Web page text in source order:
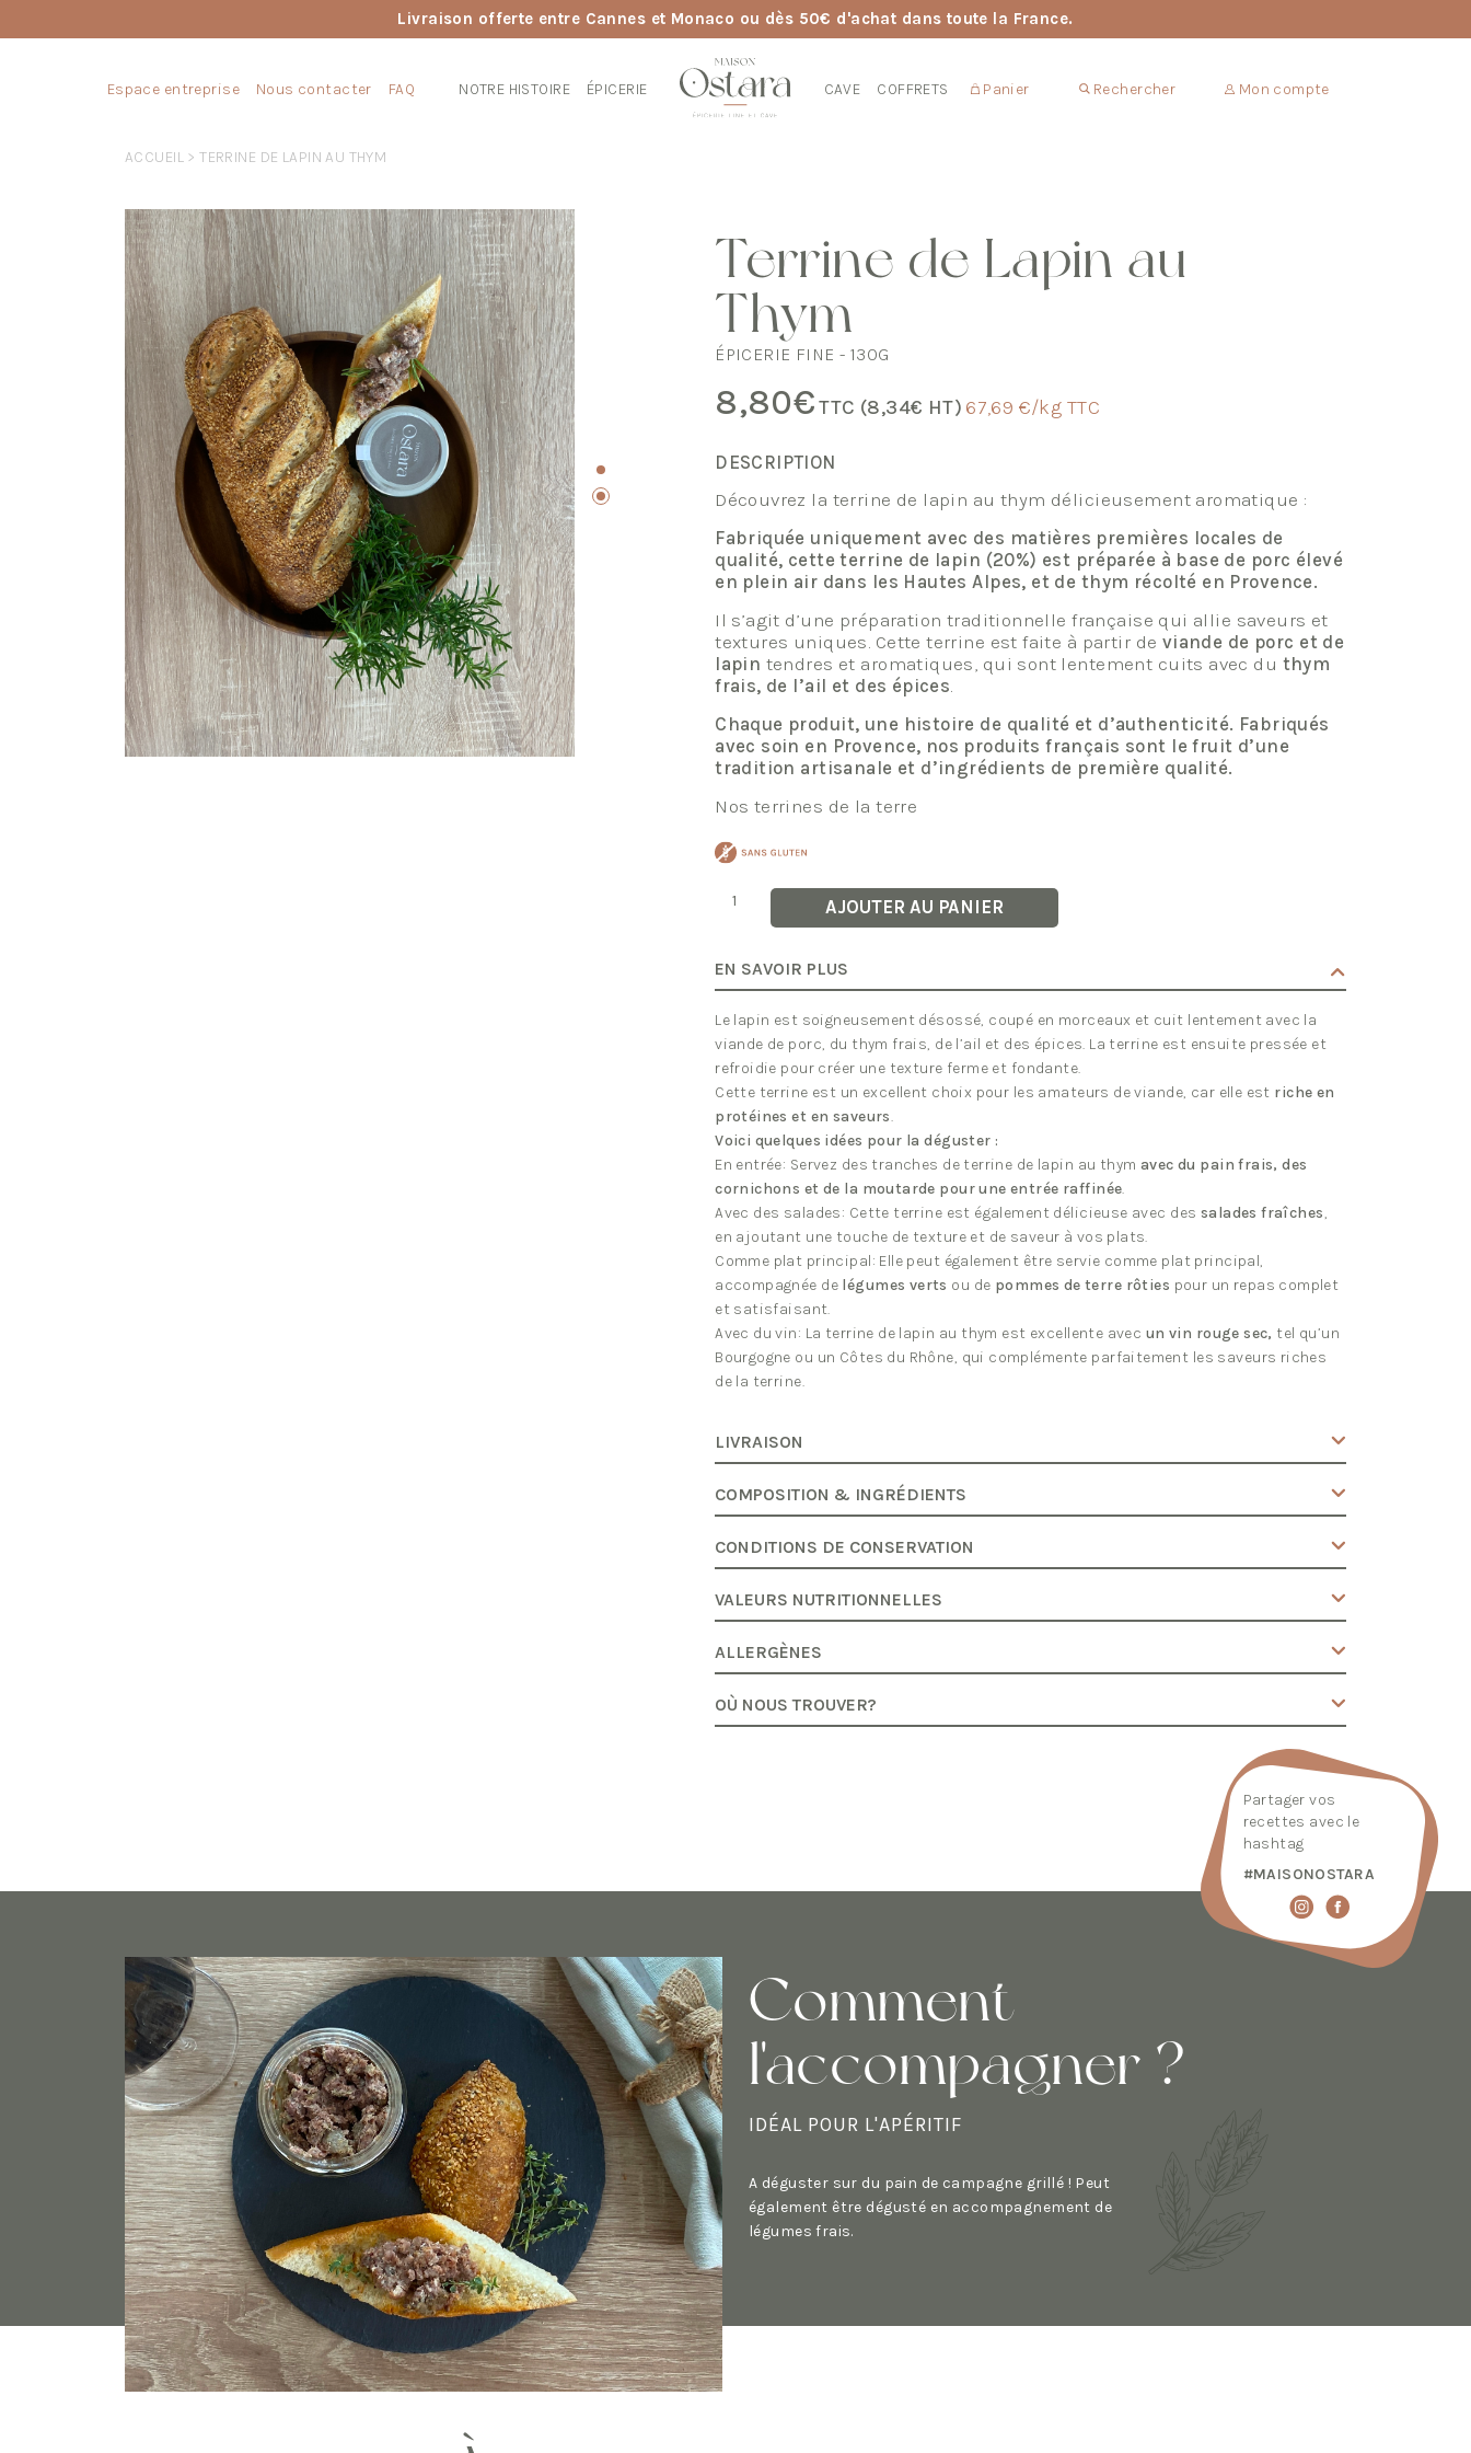
Livraison offerte entre Cannes et Monaco ou dès 50€ d'achat dans toute la France.
Espace entreprise Nous contacter FAQ NOTRE HISTOIRE ÉPICERIE CAVE COFFRETS Panier Rechercher Mon compte
ACCUEIL> TERRINE DE LAPIN AU THYM
Terrine de Lapin au
Thym
ÉPICERIE FINE - 130G
8,80€TTC (8,34€ HT) 67,69 €/kg TTC
DESCRIPTION
Découvrez la terrine de lapin au thym délicieusement aromatique :
Fabriquée uniquement avec des matières premières locales de
qualité, cette terrine de lapin (20%) est préparée à base de porc élevé
en plein air dans les Hautes Alpes, et de thym récolté en Provence.
Il s’agit d’une préparation traditionnelle française qui allie saveurs et
textures uniques. Cette terrine est faite à partir de viande de porc et de
lapin tendres et aromatiques, qui sont lentement cuits avec du thym
frais, de l’ail et des épices.
Chaque produit, une histoire de qualité et d’authenticité. Fabriqués
avec soin en Provence, nos produits français sont le fruit d’une
tradition artisanale et d’ingrédients de première qualité.
Nos terrines de la terre
quantité
au
Thym
AJOUTER AU PANIER
EN SAVOIR PLUS
Le lapin est soigneusement désossé, coupé en morceaux et cuit lentement avec la
viande de porc, du thym frais, de l’ail et des épices. La terrine est ensuite pressée et
refroidie pour créer une texture ferme et fondante.
Cette terrine est un excellent choix pour les amateurs de viande, car elle est riche en
protéines et en saveurs.
Voici quelques idées pour la déguster :
En entrée: Servez des tranches de terrine de lapin au thym avec du pain frais, des
cornichons et de la moutarde pour une entrée raffinée.
Avec des salades: Cette terrine est également délicieuse avec des salades fraîches,
en ajoutant une touche de texture et de saveur à vos plats.
Comme plat principal: Elle peut également être servie comme plat principal,
accompagnée de légumes verts ou de pommes de terre rôties pour un repas complet
et satisfaisant.
Avec du vin: La terrine de lapin au thym est excellente avec un vin rouge sec, tel qu’un
Bourgogne ou un Côtes du Rhône, qui complémente parfaitement les saveurs riches
de la terrine.
LIVRAISON
COMPOSITION & INGRÉDIENTS
CONDITIONS DE CONSERVATION
VALEURS NUTRITIONNELLES
ALLERGÈNES
OÙ NOUS TROUVER?
Partager vos
recettes avec le
hashtag
#MAISONOSTARA
Comment
l'accompagner ?
IDÉAL POUR L'APÉRITIF
A déguster sur du pain de campagne grillé ! Peut
également être dégusté en accompagnement de
légumes frais.